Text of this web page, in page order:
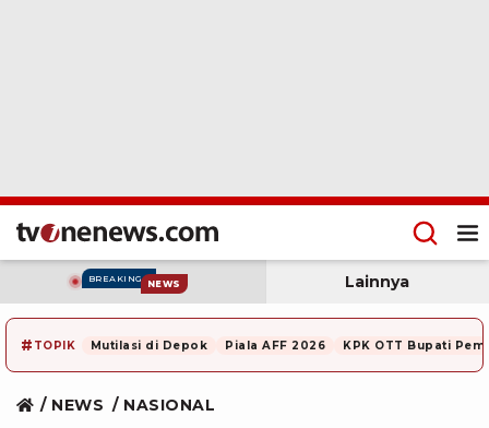
BREAKING NEWS Lainnya
# TOPIK Mutilasi di Depok Piala AFF 2026 KPK OTT Bupati
NEWS NASIONAL